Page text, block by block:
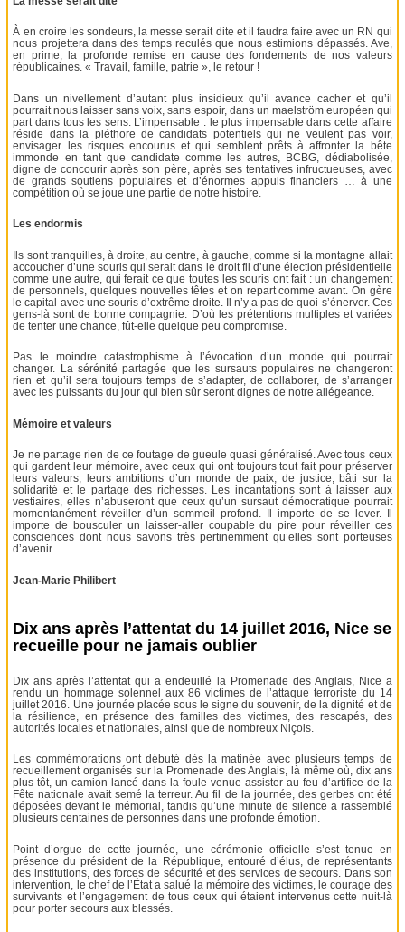
À en croire les sondeurs, la messe serait dite et il faudra faire avec un RN qui
nous projettera dans des temps reculés que nous estimions dépassés. Ave,
en prime, la profonde remise en cause des fondements de nos valeurs
républicaines. « Travail, famille, patrie », le retour !
Dans un nivellement d’autant plus insidieux qu’il avance cacher et qu’il
pourrait nous laisser sans voix, sans espoir, dans un maelström européen qui
part dans tous les sens. L’impensable : le plus impensable dans cette affaire
réside dans la pléthore de candidats potentiels qui ne veulent pas voir,
envisager les risques encourus et qui semblent prêts à affronter la bête
immonde en tant que candidate comme les autres, BCBG, dédiabolisée,
digne de concourir après son père, après ses tentatives infructueuses, avec
de grands soutiens populaires et d’énormes appuis financiers … à une
compétition où se joue une partie de notre histoire.
Les endormis
Ils sont tranquilles, à droite, au centre, à gauche, comme si la montagne allait
accoucher d’une souris qui serait dans le droit fil d’une élection présidentielle
comme une autre, qui ferait ce que toutes les souris ont fait : un changement
de personnels, quelques nouvelles têtes et on repart comme avant. On gère
le capital avec une souris d’extrême droite. Il n’y a pas de quoi s’énerver. Ces
gens-là sont de bonne compagnie. D’où les prétentions multiples et variées
de tenter une chance, fût-elle quelque peu compromise.
Pas le moindre catastrophisme à l’évocation d’un monde qui pourrait
changer. La sérénité partagée que les sursauts populaires ne changeront
rien et qu’il sera toujours temps de s’adapter, de collaborer, de s’arranger
avec les puissants du jour qui bien sûr seront dignes de notre allégeance.
Mémoire et valeurs
Je ne partage rien de ce foutage de gueule quasi généralisé. Avec tous ceux
qui gardent leur mémoire, avec ceux qui ont toujours tout fait pour préserver
leurs valeurs, leurs ambitions d’un monde de paix, de justice, bâti sur la
solidarité et le partage des richesses. Les incantations sont à laisser aux
vestiaires, elles n’abuseront que ceux qu’un sursaut démocratique pourrait
momentanément réveiller d’un sommeil profond. Il importe de se lever. Il
importe de bousculer un laisser-aller coupable du pire pour réveiller ces
consciences dont nous savons très pertinemment qu’elles sont porteuses
d’avenir.
Jean-Marie Philibert
Dix ans après l’attentat du 14 juillet 2016, Nice se
recueille pour ne jamais oublier
Dix ans après l’attentat qui a endeuillé la Promenade des Anglais, Nice a
rendu un hommage solennel aux 86 victimes de l’attaque terroriste du 14
juillet 2016. Une journée placée sous le signe du souvenir, de la dignité et de
la résilience, en présence des familles des victimes, des rescapés, des
autorités locales et nationales, ainsi que de nombreux Niçois.
Les commémorations ont débuté dès la matinée avec plusieurs temps de
recueillement organisés sur la Promenade des Anglais, là même où, dix ans
plus tôt, un camion lancé dans la foule venue assister au feu d’artifice de la
Fête nationale avait semé la terreur. Au fil de la journée, des gerbes ont été
déposées devant le mémorial, tandis qu’une minute de silence a rassemblé
plusieurs centaines de personnes dans une profonde émotion.
Point d’orgue de cette journée, une cérémonie officielle s’est tenue en
présence du président de la République, entouré d’élus, de représentants
des institutions, des forces de sécurité et des services de secours. Dans son
intervention, le chef de l’État a salué la mémoire des victimes, le courage des
survivants et l’engagement de tous ceux qui étaient intervenus cette nuit-là
pour porter secours aux blessés.